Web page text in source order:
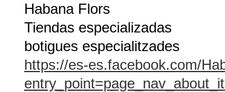
Habana Flors
Tiendas especializadas
botigues especialitzades
https://es-es.facebook.com/